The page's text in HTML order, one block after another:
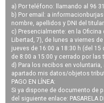
a) Por teléfono: llamando al 96
b) Por email: a
nombre, apellidos y DNI del titular.
c) Presencialmente: en la
Libertad, 7), de lunes a viernes
jueves de 16:00 a 18:30 h (del
de 8:00 a 15:00 y cerrado por las
d) Para los recibos en
apartado mis datos/objetos
PAGO EN LÍNEA:
Si ya dispone de documento de
del siguiente enlace: PASARELA